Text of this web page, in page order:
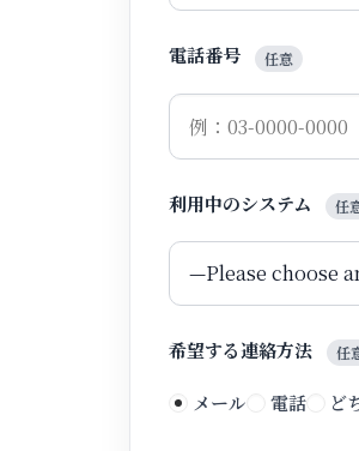
電話番号 任意
利用中のシステム 任
希望する連絡方法 任
メール 電話 ど